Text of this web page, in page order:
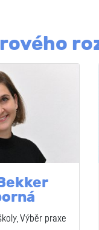
Výběr praxe